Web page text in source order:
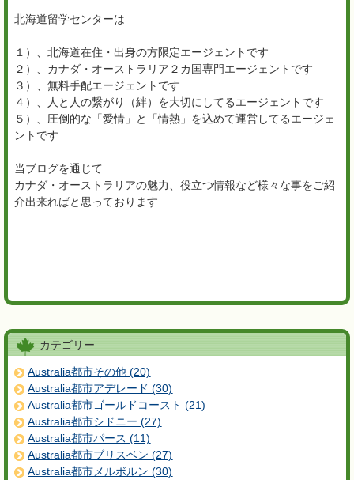
北海道留学センターは
１）、北海道在住・出身の方限定エージェントです
２）、カナダ・オーストラリア２カ国専門エージェントです
３）、無料手配エージェントです
４）、人と人の繋がり（絆）を大切にしてるエージェントです
５）、圧倒的な「愛情」と「情熱」を込めて運営してるエージェ
ントです
当ブログを通じて
カナダ・オーストラリアの魅力、役立つ情報など様々な事をご紹
介出来ればと思っております
カテゴリー
Australia都市その他 (20)
Australia都市アデレード (30)
Australia都市ゴールドコースト (21)
Australia都市シドニー (27)
Australia都市パース (11)
Australia都市ブリスベン (27)
Australia都市メルボルン (30)